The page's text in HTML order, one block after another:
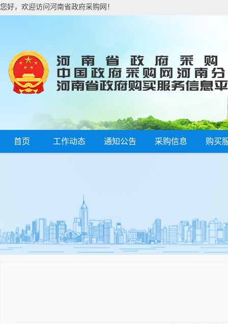
您好，欢迎访问河南省政府采购网！
首页 工作动态 通知公告 采购信息 购买